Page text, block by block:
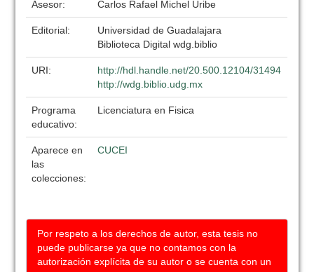
Asesor: Carlos Rafael Michel Uribe
Editorial:
Universidad de Guadalajara
Biblioteca Digital wdg.biblio
URI:
http://hdl.handle.net/20.500.12104/31494
http://wdg.biblio.udg.mx
Programa
educativo:
Licenciatura en Fisica
Aparece en
las
colecciones:
CUCEI
Por respeto a los derechos de autor, esta tesis no
puede publicarse ya que no contamos con la
autorización explícita de su autor o se cuenta con un